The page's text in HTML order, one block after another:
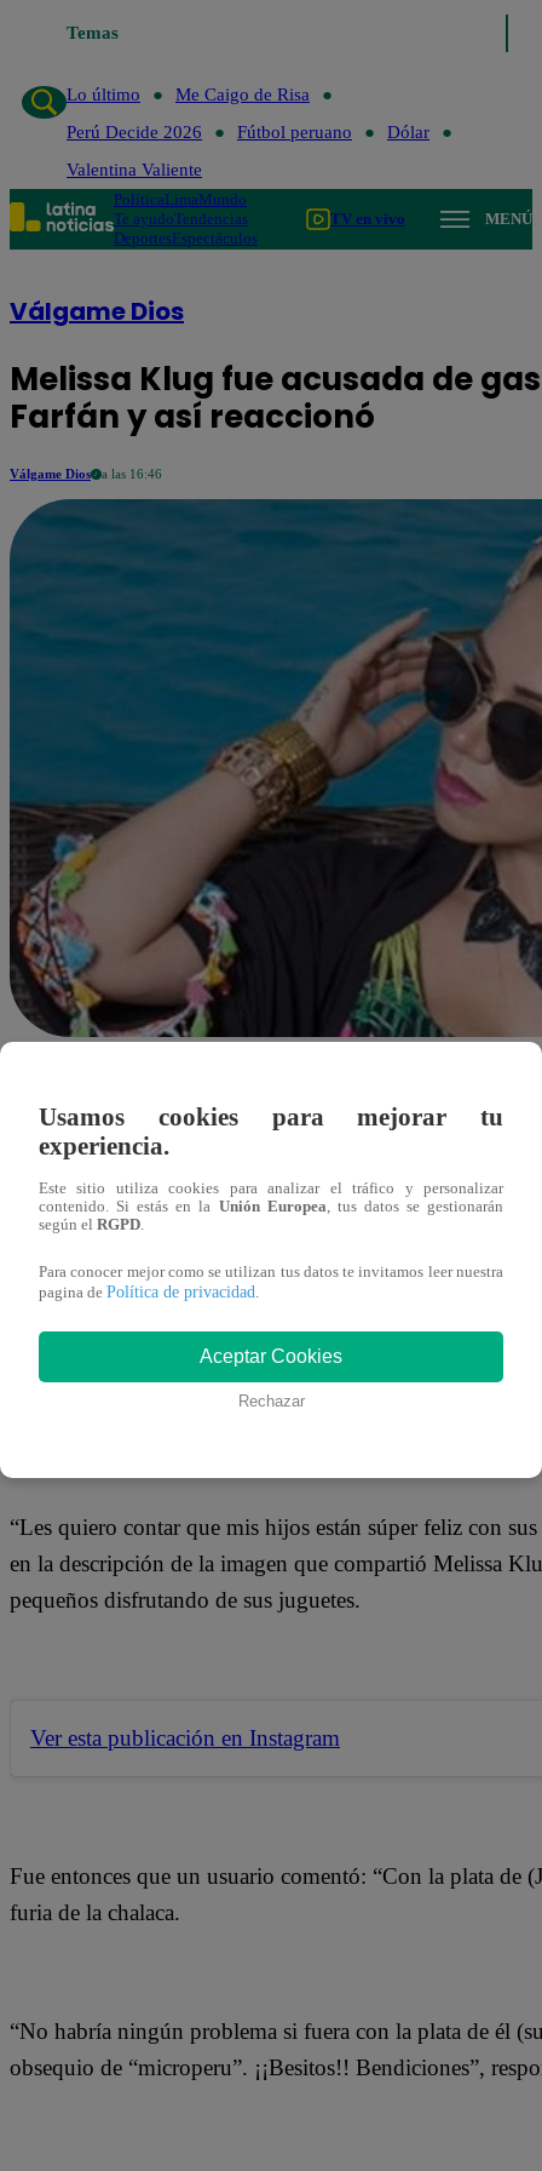
Temas
Lo último
Me Caigo de Risa
Perú Decide 2026
Fútbol peruano
Dólar
Valentina Valiente
PolíticaLimaMundo
Te ayudoTendencias
DeportesEspectáculos
TV en vivo MENÚ
Válgame Dios
Melissa Klug fue acusada de
Farfán y así reaccionó
Válgame Dios a las 16:46
Melissa Klug no aguantó la crítica de un usuario de las
del padre de sus hijos Jefferson Farfán.
La ‘Blanca de Chucuito’ compartió una fotografía en
junto a sus dos pequeños hijos que fueron fruto del
atacada por uno de sus seguidores con un fuerte
“Les quiero contar que mis hijos están súper feliz con
en la descripción de la imagen que compartió Melissa
pequeños disfrutando de sus juguetes.
Ver esta publicación en Instagram
Fue entonces que un usuario comentó: “Con la plata de
furia de la chalaca.
“No habría ningún problema si fuera con la plata de él
obsequio de “microperu”. ¡¡Besitos!! Bendiciones”,
Usamos cookies para mejorar tu
experiencia.
Este sitio utiliza cookies para analizar el tráfico y personalizar
contenido. Si estás en la Unión Europea , tus datos se gestionarán
según el RGPD
Para conocer mejor como se utilizan tus datos te invitamos leer nuestra
pagina de Política de privacidad
Aceptar Cookies
Rechazar